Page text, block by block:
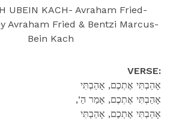
UBEIN KACH- Avraham Fried-
Avraham Fried & Bentzi Marcus-
Bein Kach
VERSE:
אָהַבְתִּי אֶתְכֶם, אָהַבְתִּי
,‘אָהַבְתִּי אֶתְכֶם, אָמַר הַ
אָהַבְתִּי אֶתְכֶם, אָהַבְתִּי